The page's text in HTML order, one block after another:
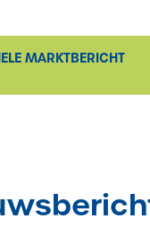
MARKTBERICHT